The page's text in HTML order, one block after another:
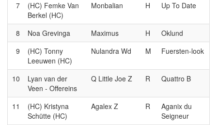
7
(HC) Femke Van
Berkel (HC)
Monbalian H Up To Date
8 Noa Grevinga Maximus H
Oklund
9
(HC) Tonny
Leeuwen (HC)
Nulandra Wd M Fuersten-look
10
Lyan van der
Veen - Offereins
Q Little Joe Z R Quattro B
11
(HC) Kristyna
Schütte (HC)
Agalex Z R
Aganix du
Seigneur